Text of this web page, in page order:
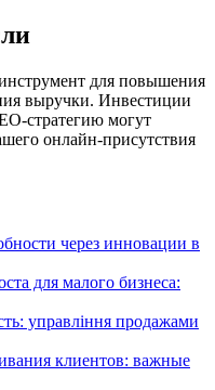
для повышения
выручки. Инвестиции
стратегию могут
онлайн-присутствия
через инновации в
для малого бизнеса:
управління продажами
клиентов: важные